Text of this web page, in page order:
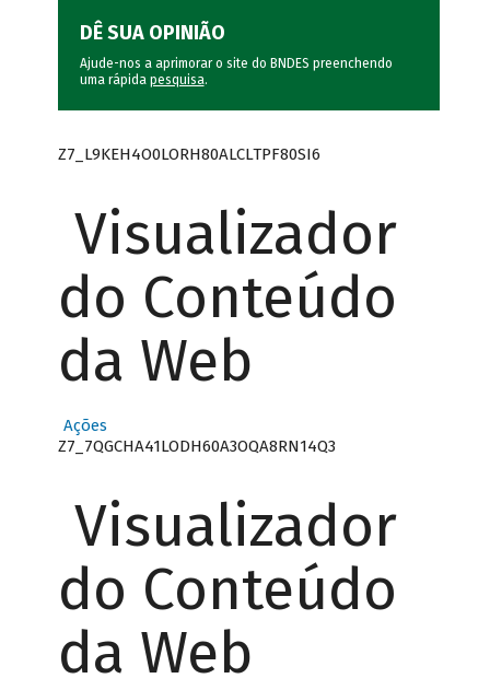
DÊ SUA OPINIÃO
Ajude-nos a aprimorar o site do BNDES preenchendo
uma rápida pesquisa.
Z7_L9KEH4O0LORH80ALCLTPF80SI6
Visualizador
do Conteúdo
da Web
Ações
Z7_7QGCHA41LODH60A3OQA8RN14Q3
Visualizador
do Conteúdo
da Web